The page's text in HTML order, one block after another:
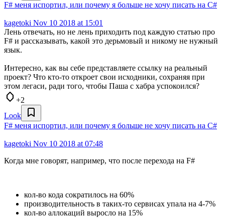
F# меня испортил, или почему я больше не хочу писать на C#
kagetoki Nov 10 2018 at 15:01
Лень отвечать, но не лень приходить под каждую статью про
F# и рассказывать, какой это дерьмовый и никому не нужный
язык.
Интересно, как вы себе представляете ссылку на реальный
проект? Что кто-то откроет свои исходники, сохраняя при
этом легаси, ради того, чтобы Паша с хабра успокоился?
+2
Look
F# меня испортил, или почему я больше не хочу писать на C#
kagetoki Nov 10 2018 at 07:48
Когда мне говорят, например, что после перехода на F#
кол-во кода сократилось на 60%
производительность в таких-то сервисах упала на 4-7%
кол-во аллокаций выросло на 15%